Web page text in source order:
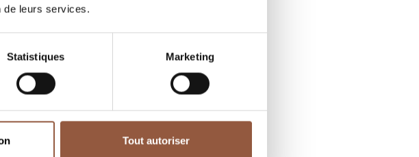
de leurs services.
Statistiques Marketing
Tout autoriser